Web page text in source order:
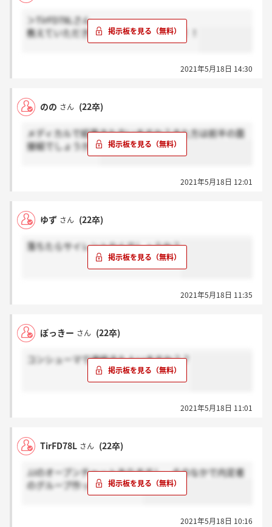
＞TirFD78Lさん
教えていただきありがとうございます！！
2021年5月18日 14:30
のの さん (22卒)
メディカルで結果きた方いますか？きた方は前半の面
接組でしょうか？
2021年5月18日 12:01
ゆず さん (22卒)
落ちたらサイレントなんでしょうか？
2021年5月18日 11:35
ぽっきー さん (22卒)
コンシューマで連絡きた人いますか？？
2021年5月18日 11:01
TirFD78L さん (22卒)
JJのオープンチャットありますし、そのなかで内定者
のグループ作ってましたよー
2021年5月18日 10:16